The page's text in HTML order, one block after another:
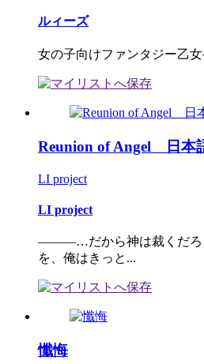
ルィーズ
女の子向けファンタジー乙女
Reunion of Angel 日本
LI project
LI project
―――…だから神は裁くだろ
を、俺はきっと...
懺悔